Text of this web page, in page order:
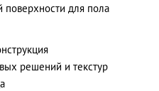
для пола
решений и текстур